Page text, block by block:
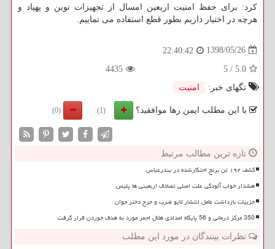
كرد: برای حفظ امنیت اربعین امسال از تجهیزات نوین و پهپاد و
هرچه در اختیار داریم بطور قطع استفاده می نماییم.
1398/05/26
22:40:42
5.0
/
5
4435
تگهای خبر:
امنیت
با این مطلب ایمن رها موافقید؟ (1)
(0)
تازه ترین مطالب مرتبط
کشف ۱۹۲ تن برنج احتکارشده در بندرعباس
هشدار خواب آلودگی علت اصلی تصادف اربعینی ها پلیس
جزییات بازداشت عامل انتشار لایو ضرب و جرح دختر جوان
350 مرکز درمانی و 56 پایگاه امدادی هلال احمر مورد به هدف خوردن قرار گرفت
نظرات بینندگان در مورد این مطلب